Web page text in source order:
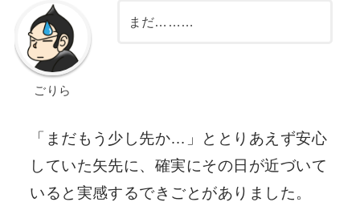
ごりら
まだ………
「まだもう少し先か…」ととりあえず安心
していた矢先に、確実にその日が近づいて
いると実感するできごとがありました。